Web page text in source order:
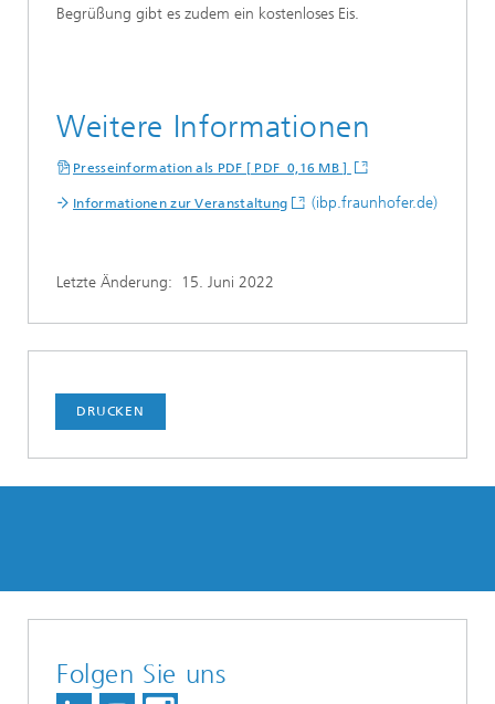
Begrüßung gibt es zudem ein kostenloses Eis.
Weitere Informationen
Presseinformation als PDF [ PDF 0,16 MB ]
Informationen zur Veranstaltung (ibp.fraunhofer.de)
Letzte Änderung: 15. Juni 2022
DRUCKEN
Folgen Sie uns